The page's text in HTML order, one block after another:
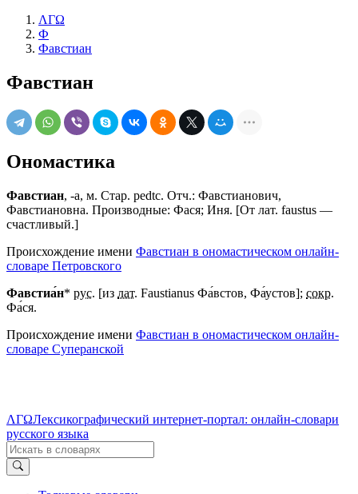
ΛΓΩ
Ф
Фавстиан
Фавстиан
Ономастика
Фавстиан, -а, м. Стар. pedtс. Отч.: Фавстианович,
Фавстиановна. Производные: Фася; Иня. [От лат. faustus —
счастливый.]
Происхождение имени Фавстиан в ономастическом онлайн-
словаре Петровского
Фавстиа́н* рус. [из лат. Faustianus Фа́встов, Фа́устов]; сокр.
Фа́ся.
Происхождение имени Фавстиан в ономастическом онлайн-
словаре Суперанской
ΛΓΩЛексикографический интернет-портал: онлайн-словари
русского языка